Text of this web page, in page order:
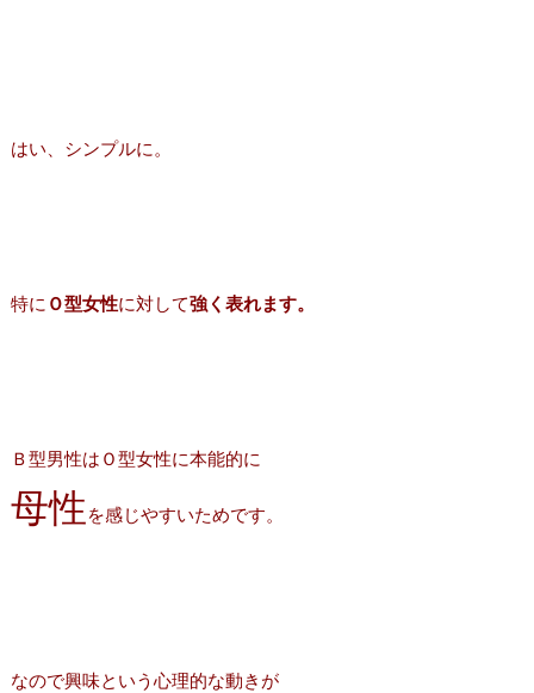
はい、シンプルに。
特に Ｏ型女性に対して強く表れます。
Ｂ型男性はＯ型女性に本能的に
母性 を感じやすいためです。
なので興味という心理的な動きが